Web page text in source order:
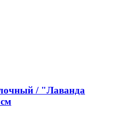
/ "Лаванда